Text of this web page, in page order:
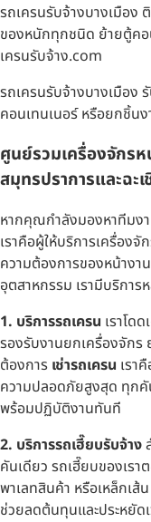
รถเครนรับจ้างบางเมือง
ของหนักทุกชนิด ย้ายตู้ค
เครนรับจ้าง.com
รถเครนรับจ้างบางเมือ
คอนเทนเนอร์ หรือยกชิ้น
ศูนย์รวมเครื่องจักร
สมุทรปราการและฉะเ
หากคุณกำลังมองหาทีมง
เราคือผู้ให้บริการเครื่อง
ความต้องการของหน้างา
อุตสาหกรรม เรามีบริกา
1. บริการรถเครน เราโด
รองรับงานยกเครื่องจัก
ต้องการ เช่ารถเครน เรา
ความปลอดภัยสูงสุด ทุกคั
พร้อมปฏิบัติงานทันที
2. บริการรถเฮี๊ยบรับจ้าง
คันเดียว รถเฮี๊ยบของเร
พาเลทสินค้า หรือเหล็กเส้
ช่วยลดต้นทุนและประหยัด